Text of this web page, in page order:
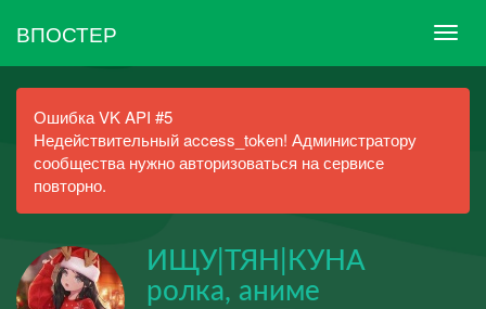
ВПОСТЕР
Ошибка VK API #5
Недействительный access_token! Администратору
сообщества нужно авторизоваться на сервисе
повторно.
ИЩУ|ТЯН|КУНА
ролка, аниме